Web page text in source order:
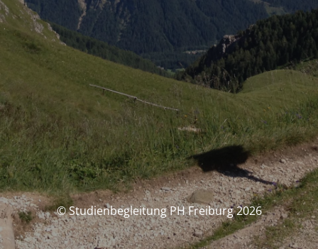
© Studienbegleitung PH Freiburg 2026